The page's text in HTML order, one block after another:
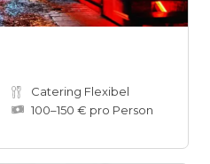
Catering Flexibel
100–150 € pro Person